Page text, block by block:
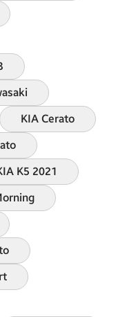
KIA Cerato
K5 2021